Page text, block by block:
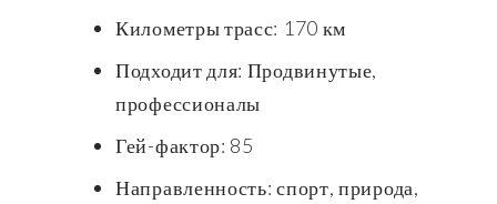
Километры трасс: 170 км
Подходит для: Продвинутые,
профессионалы
Гей-фактор: 85
Направленность: спорт, природа,